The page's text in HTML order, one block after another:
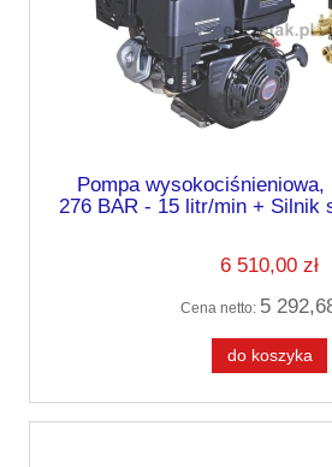
Pompa
276 BAR - 15 litr/min + Silnik
6 510,00 zł
Cena netto: 5
do koszyka